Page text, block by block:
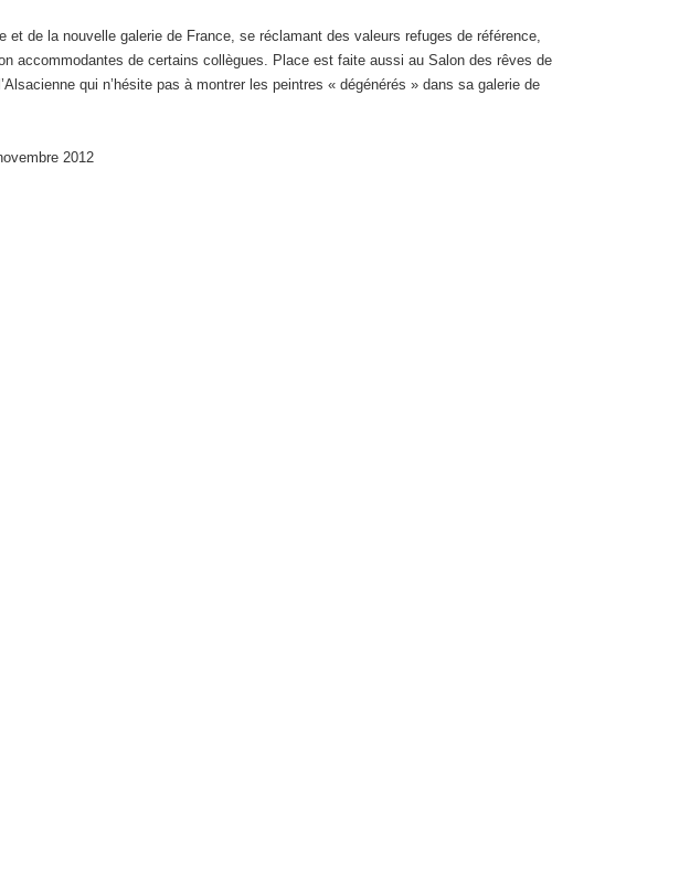
de la nouvelle galerie de France, se réclamant des valeurs refuges de référence,
accommodantes de certains collègues. Place est faite aussi au Salon des rêves de
qui n’hésite pas à montrer les peintres « dégénérés » dans sa galerie de
2012